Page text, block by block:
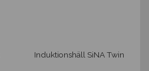
Induktionshäll SiNA Twin